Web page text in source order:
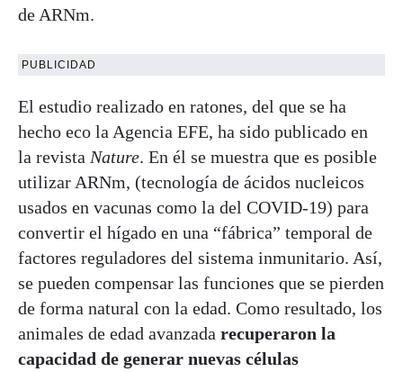
de ARNm.
PUBLICIDAD
El estudio realizado en ratones, del que se ha
hecho eco la Agencia EFE, ha sido publicado en
la revista Nature. En él se muestra que es posible
utilizar ARNm, (tecnología de ácidos nucleicos
usados en vacunas como la del COVID-19) para
convertir el hígado en una “fábrica” temporal de
factores reguladores del sistema inmunitario. Así,
se pueden compensar las funciones que se pierden
de forma natural con la edad. Como resultado, los
animales de edad avanzada recuperaron la
capacidad de generar nuevas células